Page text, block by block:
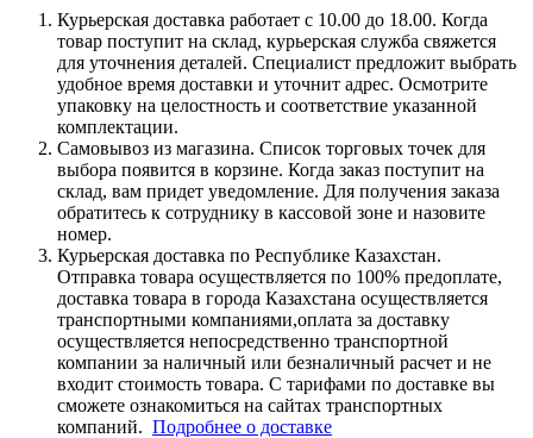
Курьерская доставка работает с 10.00 до 18.00. Когда
товар поступит на склад, курьерская служба свяжется
для уточнения деталей. Специалист предложит выбрать
удобное время доставки и уточнит адрес. Осмотрите
упаковку на целостность и соответствие указанной
комплектации.
Самовывоз из магазина. Список торговых точек для
выбора появится в корзине. Когда заказ поступит на
склад, вам придет уведомление. Для получения заказа
обратитесь к сотруднику в кассовой зоне и назовите
номер.
Курьерская доставка по Республике Казахстан.
Отправка товара осуществляется по 100% предоплате,
доставка товара в города Казахстана осуществляется
транспортными компаниями,оплата за доставку
осуществляется непосредственно транспортной
компании за наличный или безналичный расчет и не
входит стоимость товара. С тарифами по доставке вы
сможете ознакомиться на сайтах транспортных
компаний. Подробнее о доставке